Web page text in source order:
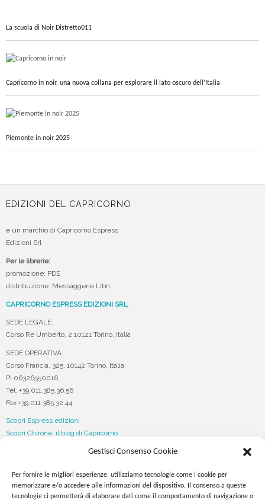
Gestisci Consenso Cookie
Per fornire le migliori esperienze, utilizziamo tecnologie come i cookie per
memorizzare e/o accedere alle informazioni del dispositivo. Il consenso a queste
tecnologie ci permetterà di elaborare dati come il comportamento di navigazione o
La scuola di Noir Distretto011
Capricorno in noir, una nuova collana per esplorare il lato oscuro dell’Italia
Piemonte in noir 2025
EDIZIONI DEL CAPRICORNO
è un marchio di Capricorno Espress
Edizioni Srl
Per le librerie:
promozione: PDE
distribuzione: Messaggerie Libri
CAPRICORNO ESPRESS EDIZIONI SRL
SEDE LEGALE:
Corso Re Umberto, 2 10121 Torino, Italia
SEDE OPERATIVA:
Corso Francia, 325, 10142 Torino, Italia
PI 06326550016
Tel. +39.011.385.36.56
Fax +39.011.385.32.44
Scopri Espress edizioni
Scopri Chirone, il blog di Capricorno
Seguici su…